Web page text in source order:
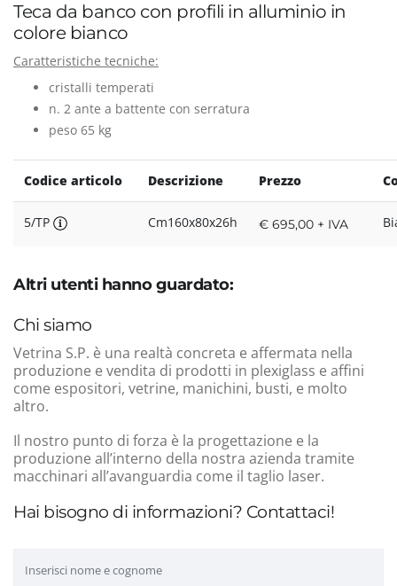
Teca da banco con profili in alluminio in
colore bianco
Caratteristiche tecniche:
cristalli temperati
n. 2 ante a battente con serratura
peso 65 kg
Codice articolo Descrizione Prezzo
5/TP Cm160x80x26h € 695,00 + IVA
Hai bisogno di informazioni? Contattaci!
Chi siamo
Vetrina S.P. è una realtà concreta e affermata nella
produzione e vendita di prodotti in plexiglass e affini
come espositori, vetrine, manichini, busti, e molto
altro.
Il nostro punto di forza è la progettazione e la
produzione all’interno della nostra azienda tramite
macchinari all’avanguardia come il taglio laser.
Altri utenti hanno guardato: